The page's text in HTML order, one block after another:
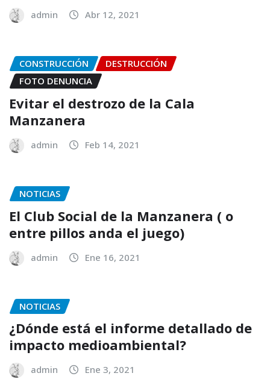
admin Abr 12, 2021
CONSTRUCCIÓN
DESTRUCCIÓN
FOTO DENUNCIA
Evitar el destrozo de la Cala
Manzanera
admin Feb 14, 2021
NOTICIAS
El Club Social de la Manzanera ( o
entre pillos anda el juego)
admin Ene 16, 2021
NOTICIAS
¿Dónde está el informe detallado de
impacto medioambiental?
admin Ene 3, 2021